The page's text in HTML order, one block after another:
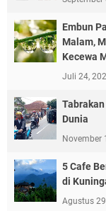
Embun
Malam,
Kecewa
Juli 24,
Dunia
November
5 Cafe
di
Agustus